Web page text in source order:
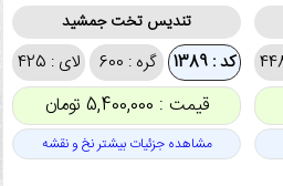
تندیس تخت جمشید
کد : 1389 گره : 600 لای : 425
قیمت : 5,400,000 تومان
مشاهده جزئیات بیشتر نخ و نقشه